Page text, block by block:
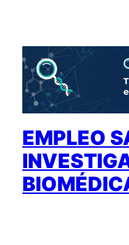
contenido
EMPLEO